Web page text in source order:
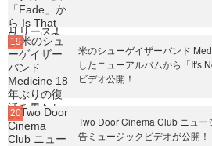
米のシューゲイザーバンド
したニューアルバムから「It's
ビデオ公開！
Two Door Cinema Club ニュ
告ミュージックビデオが公開！